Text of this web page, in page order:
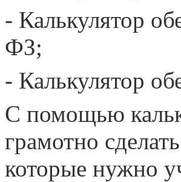
- Калькулятор
ФЗ;
- Калькулятор
С помощью
грамотно
которые нужно